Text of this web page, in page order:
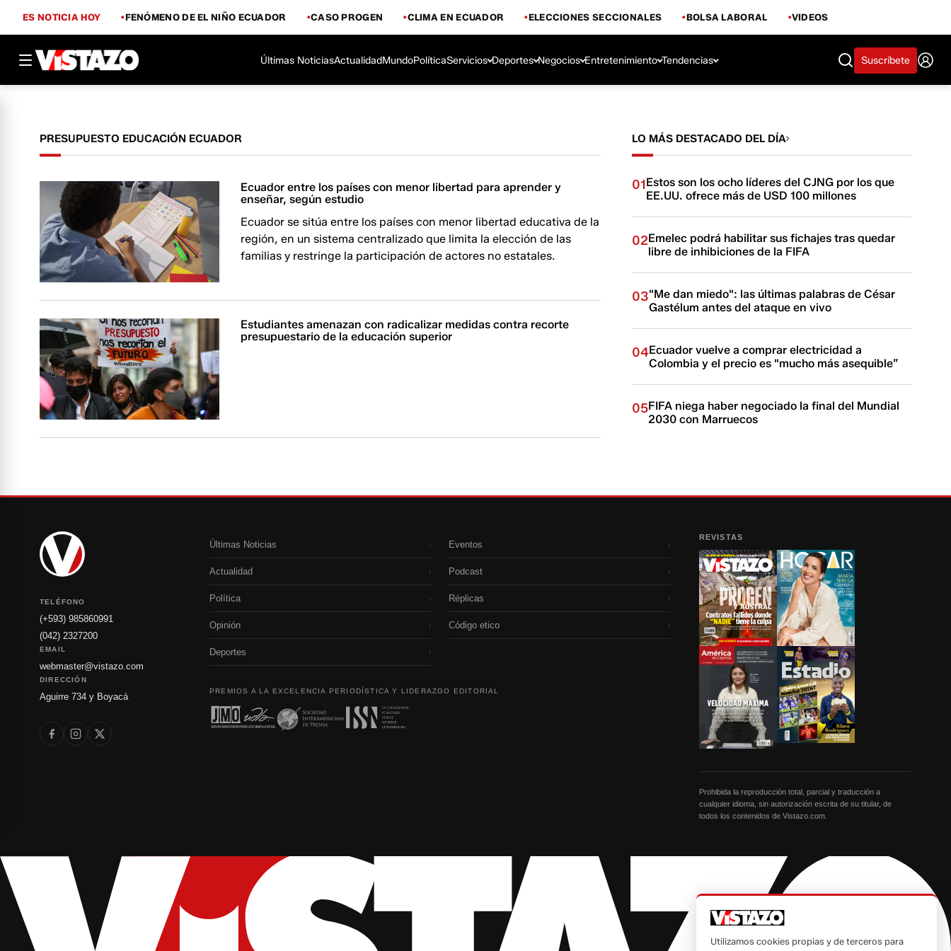
ES NOTICIA HOY FENÓMENO DE EL NIÑO ECUADOR CASO PROGEN CLIMA EN ECUADOR ELECCIONES SECCIONALES BOLSA LABORAL VIDEOS
Últimas NoticiasActualidadMundoPolíticaServicios Deportes Negocios Entretenimiento Tendencias Suscríbete
PRESUPUESTO EDUCACIÓN ECUADOR
Ecuador entre los países con menor libertad para aprender y
enseñar, según estudio
Ecuador se sitúa entre los países con menor libertad educativa de la
región, en un sistema centralizado que limita la elección de las
familias y restringe la participación de actores no estatales.
Estudiantes amenazan con radicalizar medidas contra recorte
presupuestario de la educación superior
LO MÁS DESTACADO DEL DÍA
01Estos son los ocho líderes del CJNG por los que
EE.UU. ofrece más de USD 100 millones
02Emelec podrá habilitar sus fichajes tras quedar
libre de inhibiciones de la FIFA
03"Me dan miedo": las últimas palabras de César
Gastélum antes del ataque en vivo
04Ecuador vuelve a comprar electricidad a
Colombia y el precio es "mucho más asequible”
05FIFA niega haber negociado la final del Mundial
2030 con Marruecos
TELÉFONO
(+593) 985860991
(042) 2327200
EMAIL
webmaster@vistazo.com
DIRECCIÓN
Aguirre 734 y Boyacá
Últimas Noticias ›
Actualidad ›
Política ›
Opinión ›
Deportes ›
Eventos ›
Podcast ›
Réplicas ›
Código etico ›
PREMIOS A LA EXCELENCIA PERIODÍSTICA Y LIDERAZGO EDITORIAL
REVISTAS
Prohibida la reproducción total, parcial y traducción a
cualquier idioma, sin autorización escrita de su titular, de
todos los contenidos de Vistazo.com.
Utilizamos cookies propias y de terceros para